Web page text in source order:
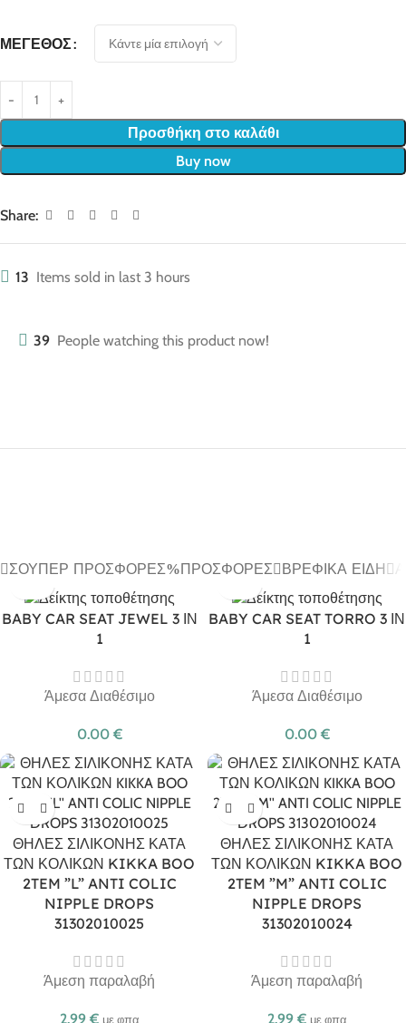
ΜΈΓΕΘΟΣ
Προσθήκη στο καλάθι
Buy now
Share:
13 Items sold in last 3 hours
39 People watching this product now!
ΣΟΎΠΕΡ ΠΡΟΣΦΟΡΈΣ ΠΡΟΣΦΟΡΈΣ ΒΡΕΦΙΚΆ ΕΊΔΗ
BABY CAR SEAT JEWEL 3 ΙΝ
1
Άμεσα Διαθέσιμο
0.00 €
BABY CAR SEAT TORRO 3 ΙΝ
1
Άμεσα Διαθέσιμο
0.00 €
ΘΗΛΕΣ ΣΙΛΙΚΟΝΗΣ ΚΑΤΑ
ΤΩΝ ΚΟΛΙΚΩΝ KIKKA BOO
2TEM ”L” ANTI COLIC
NIPPLE DROPS
31302010025
Άμεση παραλαβή
2.99 € με φπα
ΘΗΛΕΣ ΣΙΛΙΚΟΝΗΣ ΚΑΤΑ
ΤΩΝ ΚΟΛΙΚΩΝ KIKKA BOO
2TEM ”M” ANTI COLIC
NIPPLE DROPS
31302010024
Άμεση παραλαβή
2.99 € με φπα